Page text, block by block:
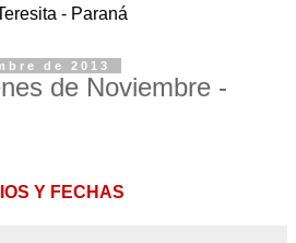
- Paraná
de 2013
de Noviembre -
Y FECHAS